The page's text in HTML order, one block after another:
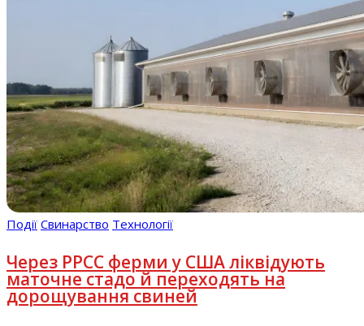
Події Свинарство Технології
Через РРСС ферми у США ліквідують
маточне стадо й переходять на
дорощування свиней